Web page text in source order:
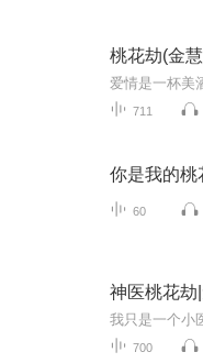
桃花劫(金
711
你是我的桃
60
神医桃花劫
我只是一个小
700